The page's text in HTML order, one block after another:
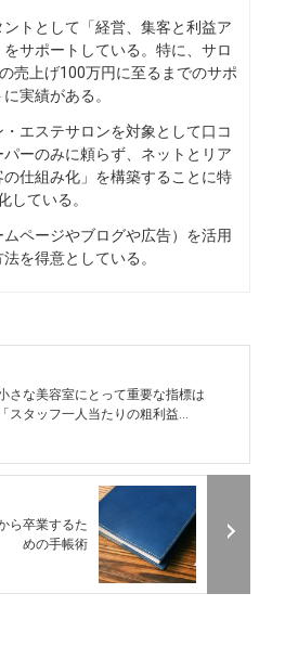
トとして「経営、集客と利益ア
サポートしている。特に、サロ
売上げ100万円に至るまでのサポ
に実績がある。
エステサロンを対象として口コ
ーのみに頼らず、ネットとリア
仕組み化」を構築することに特
している。
ページやブログや広告）を活用
を得意としている。
さな美容室にとって重要な指標は
「スタッフ一人当たりの粗利益...
ら卒業するた
めの手帳術